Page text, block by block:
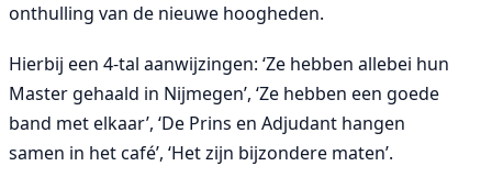
onthulling van de nieuwe hoogheden.
Hierbij een 4-tal aanwijzingen: ‘Ze hebben allebei hun
Master gehaald in Nijmegen’, ‘Ze hebben een goede
band met elkaar’, ‘De Prins en Adjudant hangen
samen in het café’, ‘Het zijn bijzondere maten’.